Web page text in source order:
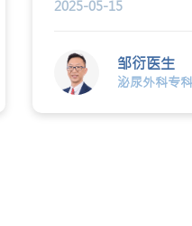
2025-05-15
邹衍医生
泌尿外科专科